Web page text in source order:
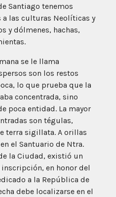
Santiago tenemos
las culturas Neolíticas y
y dólmenes, hachas,
se le llama
son los restos
lo que prueba que la
concentrada, sino
poca entidad. La mayor
son tégulas,
terra sigillata. A orillas
el Santuario de Ntra.
la Ciudad, existió un
en honor del
a la República de
debe localizarse en el